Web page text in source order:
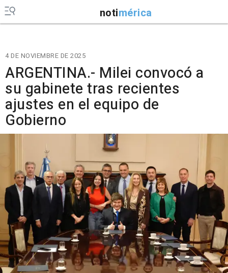
notimérica
4 DE NOVIEMBRE DE 2025
ARGENTINA.- Milei convocó a
su gabinete tras recientes
ajustes en el equipo de
Gobierno